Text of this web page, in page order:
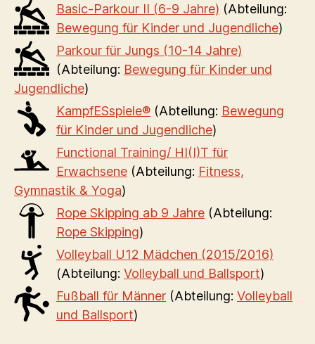
Basic-Parkour II (6-9 Jahre) (Abteilung:
Bewegung für Kinder und Jugendliche)
Parkour für Jungs (10-14 Jahre)
(Abteilung: Bewegung für Kinder und
Jugendliche)
KampfESspiele® (Abteilung: Bewegung
für Kinder und Jugendliche)
Functional Training/ HI(I)T für
Erwachsene (Abteilung: Fitness,
Gymnastik & Yoga)
Rope Skipping ab 9 Jahre (Abteilung:
Rope Skipping)
Volleyball U12 Mädchen (2015/2016)
(Abteilung: Volleyball und Ballsport)
Fußball für Männer (Abteilung: Volleyball
und Ballsport)